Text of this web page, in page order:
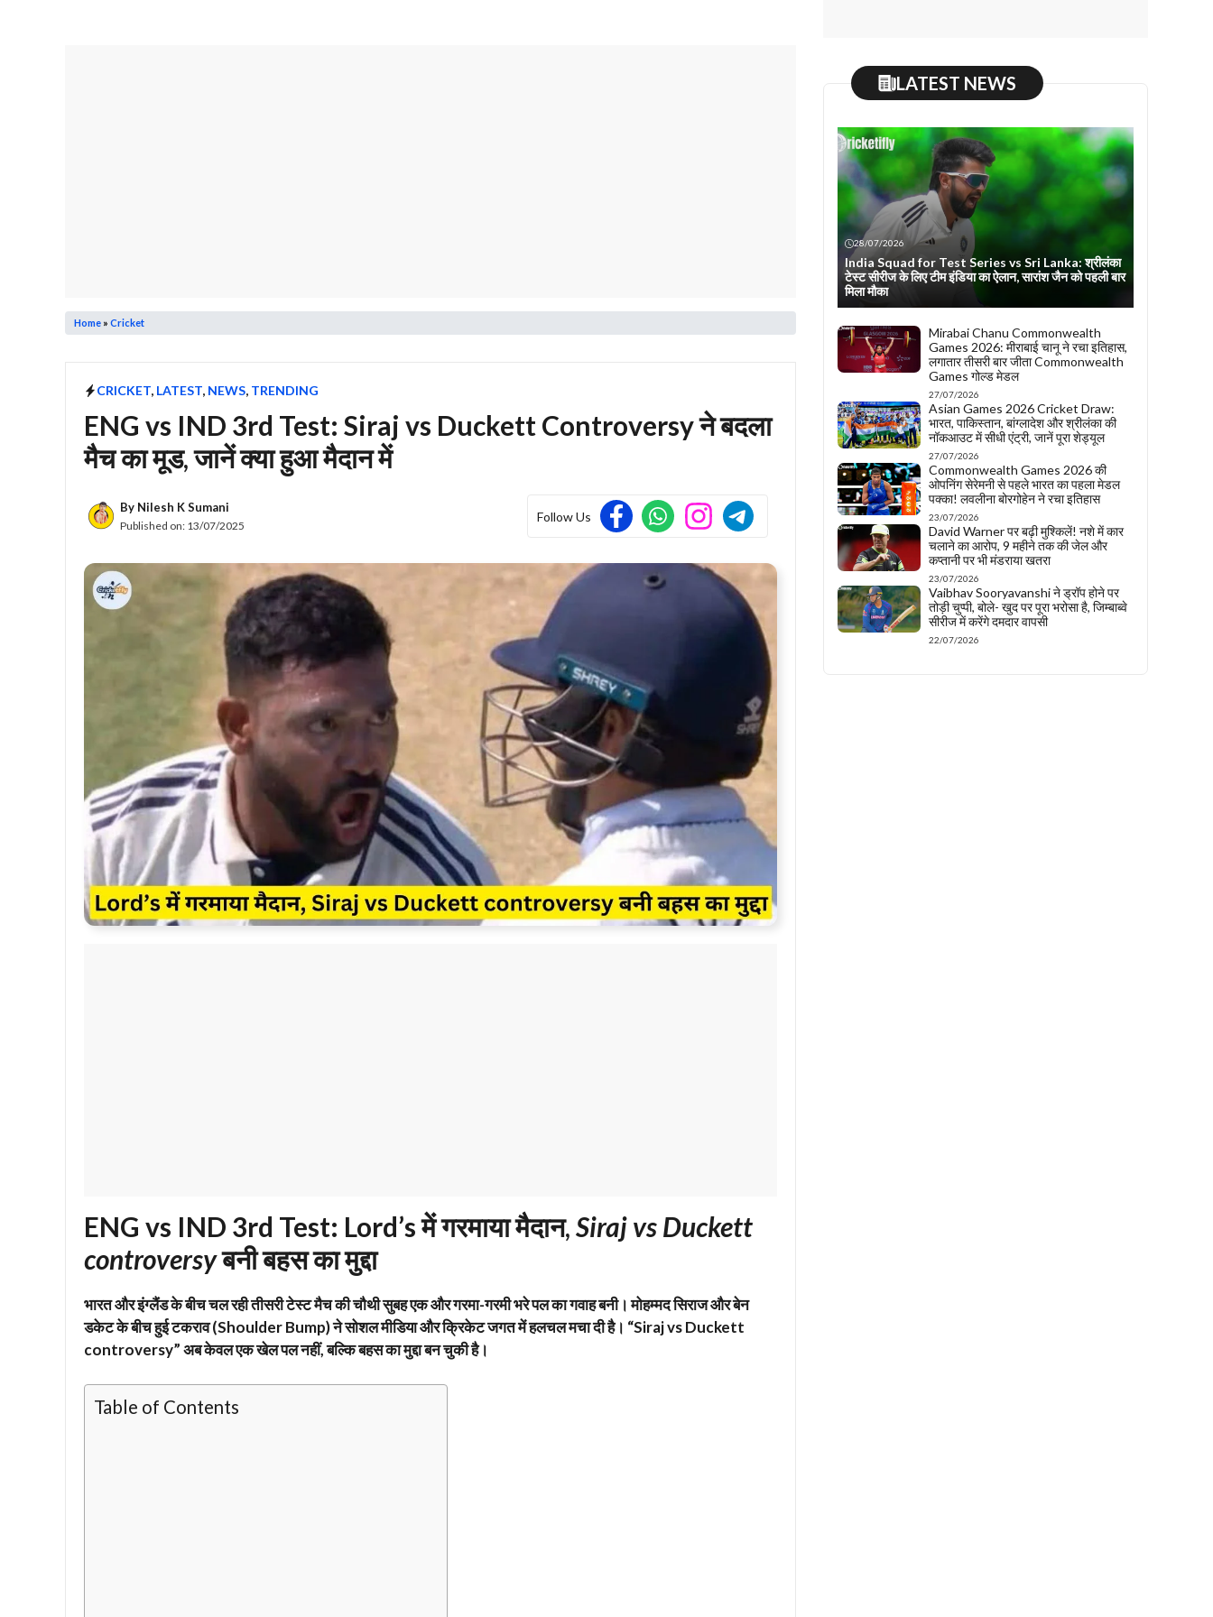
Home » Cricket
CRICKET, LATEST, NEWS, TRENDING
ENG vs IND 3rd Test: Siraj vs Duckett Controversy ने बदला
मैच का मूड, जानें क्या हुआ मैदान में
By Nilesh K Sumani
Published on: 13/07/2025
Follow Us
ENG vs IND 3rd Test: Lord’s में गरमाया मैदान,Siraj vs Duckett
controversyबनी बहस का मुद्दा
भारत और इंग्लैंड के बीच चल रही तीसरी टेस्ट मैच की चौथी सुबह एक और गरमा-गरमी भरे पल का गवाह बनी। मोहम्मद सिराज और बेन
डकेट के बीच हुई टकराव (Shoulder Bump) ने सोशल मीडिया और क्रिकेट जगत में हलचल मचा दी है। “Siraj vs Duckett
controversy” अब केवल एक खेल पल नहीं, बल्कि बहस का मुद्दा बन चुकी है।
Table of Contents
LATEST NEWS
28/07/2026
India Squad for Test Series vs Sri Lanka: श्रीलंका
टेस्ट सीरीज के लिए टीम इंडिया का ऐलान, सारांश जैन को पहली बार
मिला मौका
Mirabai Chanu Commonwealth
Games 2026: मीराबाई चानू ने रचा इतिहास,
लगातार तीसरी बार जीता Commonwealth
Games गोल्ड मेडल
27/07/2026
Asian Games 2026 Cricket Draw:
भारत, पाकिस्तान, बांग्लादेश और श्रीलंका की
नॉकआउट में सीधी एंट्री, जानें पूरा शेड्यूल
27/07/2026
Commonwealth Games 2026 की
ओपनिंग सेरेमनी से पहले भारत का पहला मेडल
पक्का! लवलीना बोरगोहेन ने रचा इतिहास
23/07/2026
David Warner पर बढ़ी मुश्किलें! नशे में कार
चलाने का आरोप, 9 महीने तक की जेल और
कप्तानी पर भी मंडराया खतरा
23/07/2026
Vaibhav Sooryavanshi ने ड्रॉप होने पर
तोड़ी चुप्पी, बोले- खुद पर पूरा भरोसा है, जिम्बाब्वे
सीरीज में करेंगे दमदार वापसी
22/07/2026